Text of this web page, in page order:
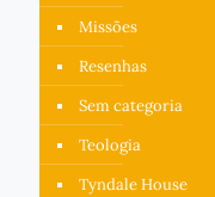
Missões
Resenhas
Sem categoria
Teologia
Tyndale House